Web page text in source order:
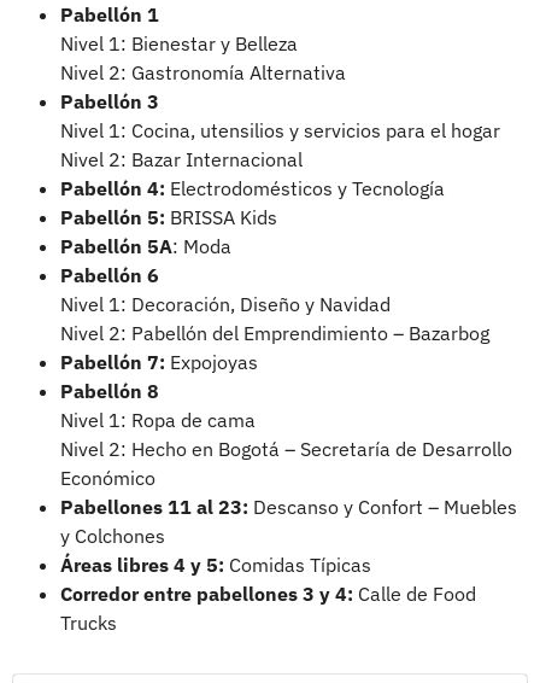
Pabellón 1
Nivel 1: Bienestar y Belleza
Nivel 2: Gastronomía Alternativa
Pabellón 3
Nivel 1: Cocina, utensilios y servicios para el hogar
Nivel 2: Bazar Internacional
Pabellón 4: Electrodomésticos y Tecnología
Pabellón 5: BRISSA Kids
Pabellón 5A: Moda
Pabellón 6
Nivel 1: Decoración, Diseño y Navidad
Nivel 2: Pabellón del Emprendimiento – Bazarbog
Pabellón 7: Expojoyas
Pabellón 8
Nivel 1: Ropa de cama
Nivel 2: Hecho en Bogotá – Secretaría de Desarrollo
Económico
Pabellones 11 al 23: Descanso y Confort – Muebles
y Colchones
Áreas libres 4 y 5: Comidas Típicas
Corredor entre pabellones 3 y 4: Calle de Food
Trucks